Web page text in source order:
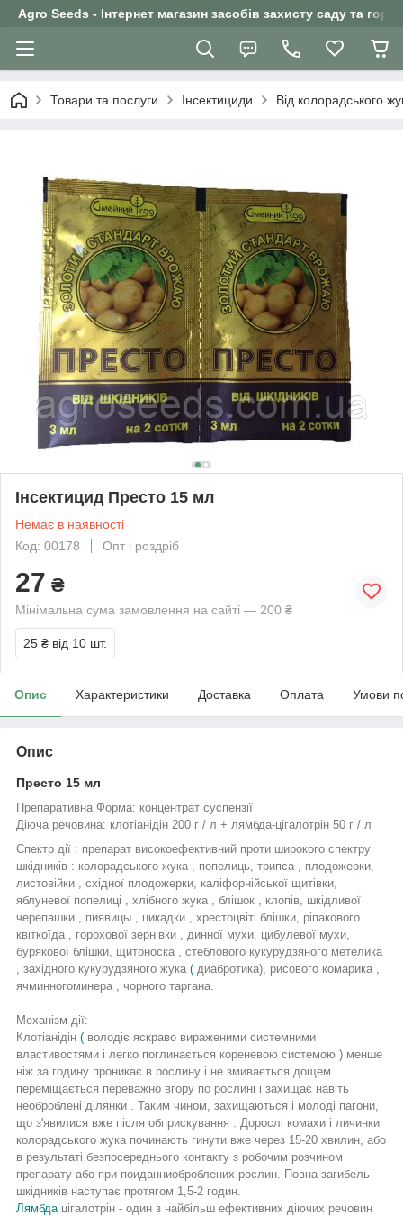
Agro Seeds - Інтернет магазин засобів захисту саду та
Товари та послуги Інсектициди Від колорадського
Інсектицид Престо 15 мл
Немає в наявності
Код: 00178
Опт і роздріб
27 ₴
Мінімальна сума замовлення на сайті — 200 ₴
25 ₴ від 10 шт.
Опис Характеристики Доставка Оплата Умови
Опис
Престо 15 мл
Препаративна Форма: концентрат суспензії
Діюча речовина: клотіанідін 200 г / л + лямбда-цігалотрін 50 г / л
Спектр дії : препарат високоефективний проти широкого спектру
шкідників : колорадського жука попелиць, трипса
плодожерки,
листовійки
, східної плодожерки, каліфорнійської щитівки,
яблуневої попелиці
, хлібного жука блішок , клопів, шкідливої
черепашки
пиявицы цикадки
хрестоцвіті блішки, ріпакового
квіткоїда
горохової зернівки
динної мухи, цибулевої мухи,
бурякової блішки, щитоноска
стеблового кукурудзяного метелика
західного кукурудзяного жука ( диабротика), рисового комарика
ячминногоминера
, чорного таргана.
Механізм дії:
Клотіанідін ( володіє яскраво вираженими системними
властивостями і легко поглинається кореневою системою ) менше
ніж за годину проникає в рослину і не змивається дощем
переміщається переважно вгору по рослині і захищає навіть
необроблені ділянки
Таким чином, захищаються і молоді пагони,
що з'явилися вже після обприскування
Дорослі комахи і личинки
колорадського жука починають гинути вже через 15-20 хвилин, або
в результаті безпосереднього контакту з робочим розчином
препарату або при поиданниоброблених рослин. Повна загибель
шкідників наступає протягом 1,5-2 годин.
Лямбда цігалотрін - один з найбільш ефективних діючих речовин